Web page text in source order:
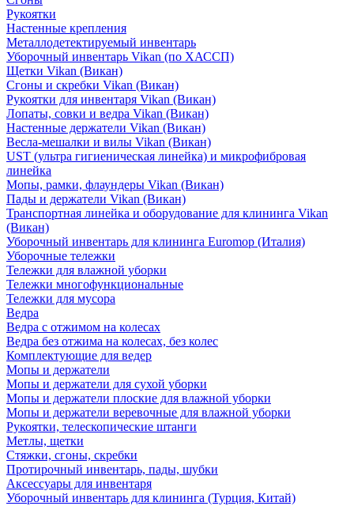
Рукоятки
Настенные крепления
Металлодетектируемый инвентарь
Уборочный инвентарь Vikan (по ХАССП)
Щетки Vikan (Викан)
Сгоны и скребки Vikan (Викан)
Рукоятки для инвентаря Vikan (Викан)
Лопаты, совки и ведра Vikan (Викан)
Настенные держатели Vikan (Викан)
Весла-мешалки и вилы Vikan (Викан)
UST (ультра гигиеническая линейка) и микрофибровая
линейка
Мопы, рамки, флаундеры Vikan (Викан)
Пады и держатели Vikan (Викан)
Транспортная линейка и оборудование для клининга Vikan
(Викан)
Уборочный инвентарь для клининга Euromop (Италия)
Уборочные тележки
Тележки для влажной уборки
Тележки многофункциональные
Тележки для мусора
Ведра
Ведра с отжимом на колесах
Ведра без отжима на колесах, без колес
Комплектующие для ведер
Мопы и держатели
Мопы и держатели для сухой уборки
Мопы и держатели плоские для влажной уборки
Мопы и держатели веревочные для влажной уборки
Рукоятки, телескопические штанги
Метлы, щетки
Стяжки, сгоны, скребки
Протирочный инвентарь, пады, шубки
Аксессуары для инвентаря
Уборочный инвентарь для клининга (Турция, Китай)